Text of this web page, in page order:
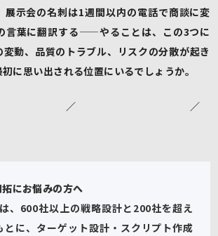
展示会の名刺は1週間以内の電話で商談に変
言葉に翻訳する——やることは、この3つに
動、品質のトラブル、リスクの分散が起き
に思い出される位置にいるでしょうか。
／ ／
にお悩みの方へ
、600社以上の戦略設計と200社を超え
とに、ターゲット設計・スクリプト作成